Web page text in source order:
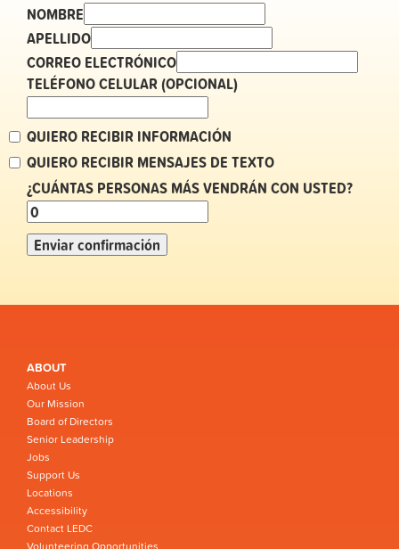
NOMBRE
APELLIDO
CORREO ELECTRÓNICO
TELÉFONO CELULAR (OPCIONAL)
QUIERO RECIBIR INFORMACIÓN
QUIERO RECIBIR MENSAJES DE TEXTO
¿CUÁNTAS PERSONAS MÁS VENDRÁN CON USTED?
ABOUT
About Us
Our Mission
Board of Directors
Senior Leadership
Jobs
Support Us
Locations
Accessibility
Contact LEDC